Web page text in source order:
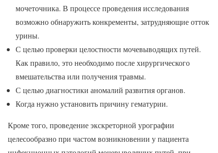
мочеточника. В процессе проведения исследования
возможно обнаружить конкременты, затрудняющие отток
урины.
С целью проверки целостности мочевыводящих путей.
Как правило, это необходимо после хирургического
вмешательства или получения травмы.
С целью диагностики аномалий развития органов.
Когда нужно установить причину гематурии.
Кроме того, проведение экскреторной урографии
целесообразно при частом возникновении у пациента